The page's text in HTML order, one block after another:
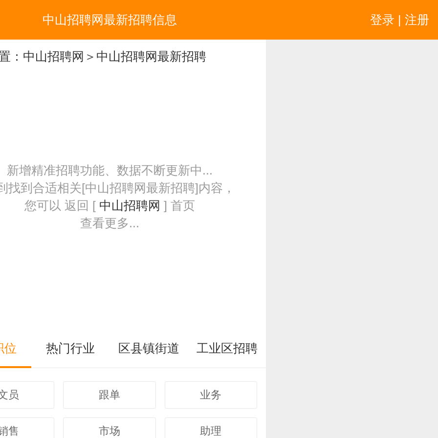
登录 | 注册
中山招聘网最新招聘信息
： 中山招聘网 ＞中山招聘网最新招聘
新增精准招聘功能、数据不断更新中...
找到合适相关[中山招聘网最新招聘]内容，
您可以 返回 [ 中山招聘网 ] 首页
查看更多...
位 热门行业 区县镇街道 工业区招聘
员 跟单 业务
售 市场 助理